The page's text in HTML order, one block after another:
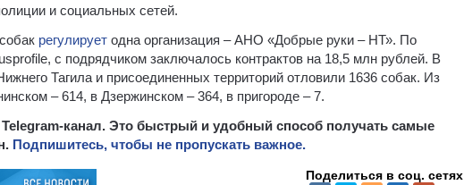
и социальных сетей.
регулирует одна организация – АНО «Добрые руки – НТ». По
с подрядчиком заключалось контрактов на 18,5 млн рублей. В
Тагила и присоединенных территорий отловили 1636 собак. Из
– 614, в Дзержинском – 364, в пригороде – 7.
Telegram-канал. Это быстрый и удобный способ получать самые
Подпишитесь, чтобы не пропускать важное.
Поделиться в соц. сетях